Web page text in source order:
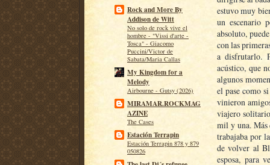
Rock and More By
Addison de Witt
No solo de rock vive el
hombre - "Vissi d'arte -
Tosca" - Giacomo
Puccini/Victor de
Sabata/Maria Callas
My Kingdom for a
Melody
Airbourne - Gutsy (2026)
MIRAMAR.ROCKMAG
AZINE
The Cases
Estación Terrapin
Estación Terrapin 878 y 879
050826
estuvo muy
un escenario
absoluto,
con las
a disfrutarlo.
acústico, que
algunos
el pase como
vinieron
viajero
mil y una. Más
trabajaba por
de volver al
esposa, para